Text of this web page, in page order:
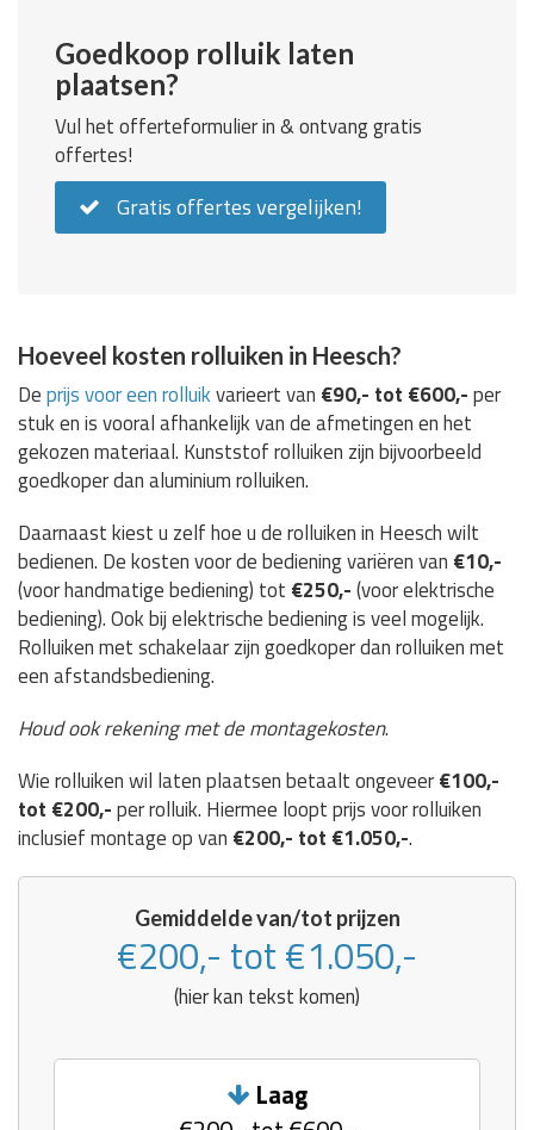
Goedkoop rolluik laten
plaatsen?
Vul het offerteformulier in & ontvang gratis
offertes!
Gratis offertes vergelijken!
Hoeveel kosten rolluiken in Heesch?
Deprijs voor een rolluikvarieert van €90,- tot €600,-per
stuk en is vooral afhankelijk van de afmetingen en het
gekozen materiaal. Kunststof rolluiken zijn bijvoorbeeld
goedkoper dan aluminium rolluiken.
Daarnaast kiest u zelf hoe u de rolluiken in Heesch wilt
bedienen. De kosten voor de bediening variëren van €10,-
(voor handmatige bediening) tot €250,-(voor elektrische
bediening). Ook bij elektrische bediening is veel mogelijk.
Rolluiken met schakelaar zijn goedkoper dan rolluiken met
een afstandsbediening.
Houd ook rekening met de montagekosten.
Wie rolluiken wil laten plaatsen betaalt ongeveer€100,-
tot €200,-per rolluik. Hiermee loopt prijs voor rolluiken
inclusief montage op van €200,- tot €1.050,-.
Gemiddelde van/tot prijzen
€200,- tot €1.050,-
(hier kan tekst komen)
Laag